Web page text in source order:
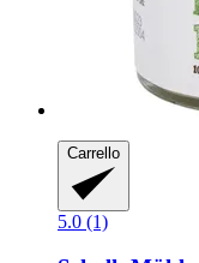
Carrello
5.0 (1)